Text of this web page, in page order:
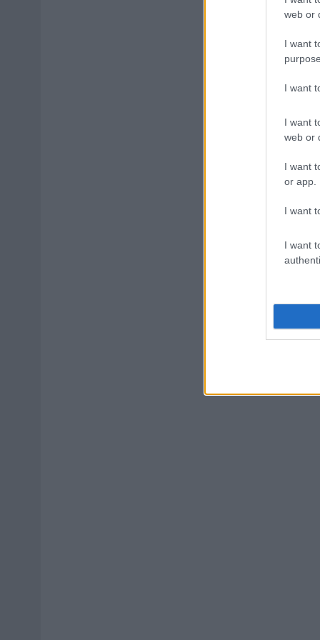
web or
I want
I want
I want
web or
I want
or app.
I want
I want